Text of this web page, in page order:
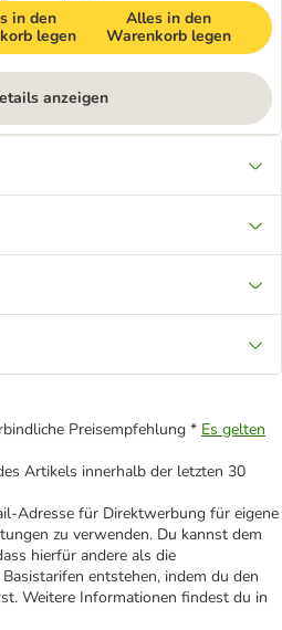
in den
legen
Alles in den
Warenkorb legen
anzeigen
Preisempfehlung * Es gelten
Artikels innerhalb der letzten 30
Adresse für Direktwerbung für eigene
zu verwenden. Du kannst dem
hierfür andere als die
entstehen, indem du den
Weitere Informationen findest du in